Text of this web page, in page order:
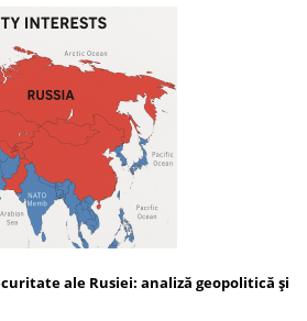
ale Rusiei: analiză geopolitică și